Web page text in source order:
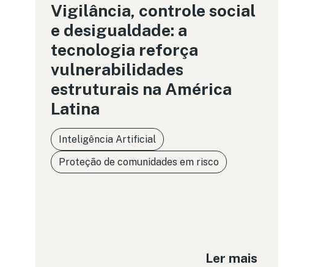
Vigilância, controle social
e desigualdade: a
tecnologia reforça
vulnerabilidades
estruturais na América
Latina
Inteligência Artificial
Proteção de comunidades em risco
Ler mais